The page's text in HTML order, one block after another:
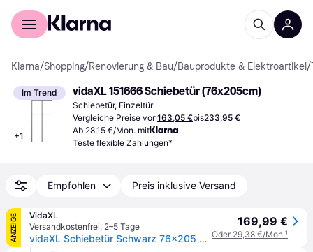
Für Shopper
Klarna/Shopping/Renovierung & Bau/Bauprodukte & Elektroartikel /
Im Trend
+1
vidaXL 151666 Schiebetür (76x205cm)
Schiebetür, Einzeltür
Vergleiche Preise von163,05 €bis233,95 €
Ab 28,15 €/Mon. mit
Teste flexible Zahlungen*
Empfohlen Preis inklusive Versand
ANZEIGE
VidaXL
Versandkostenfrei, 2–5 Tage
vidaXL Schiebetür Schwarz 76x205 cm ESG Glas und Aluminium
169,99 €
Oder 29,38 €/Mon.¹